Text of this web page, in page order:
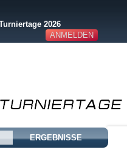
ANMELDEN
2026
ERGEBNISSE